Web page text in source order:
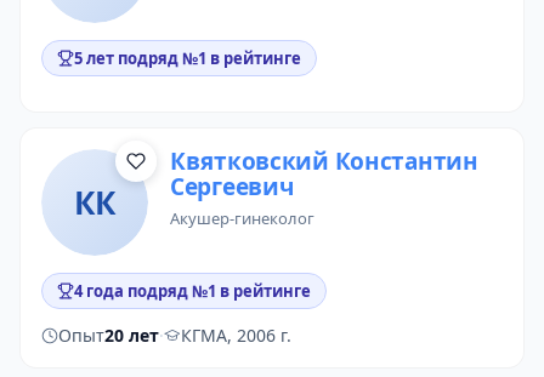
5 лет подряд №1 в рейтинге
КК
Квятковский Константин
Сергеевич
акушер-гинеколог
4 года подряд №1 в рейтинге
Опыт20 лет· КГМА, 2006 г.